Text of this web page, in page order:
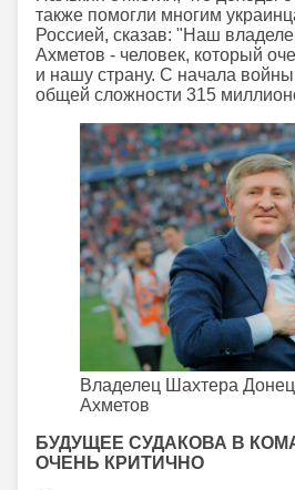
также помогли многим
Россией, сказав: "Наш
Ахметов - человек, который
и нашу страну. С начала
общей сложности 315
Владелец Шахтера
Ахметов
БУДУЩЕЕ СУДАКОВА В
ОЧЕНЬ КРИТИЧНО